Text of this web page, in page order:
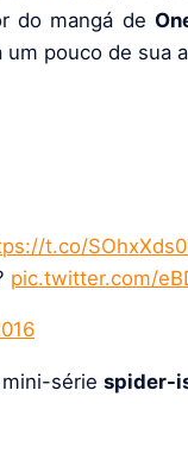
do mangá de
pouco de sua
t.co/
pic.twitter.com/
série spider-